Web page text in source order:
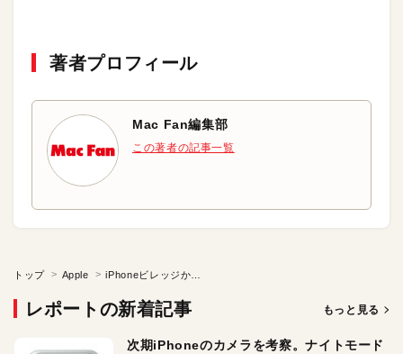
著者プロフィール
Mac Fan編集部
この著者の記事一覧
トップ Apple
レポートの新着記事 もっと見る
次期iPhoneのカメラを考察。ナイトモード